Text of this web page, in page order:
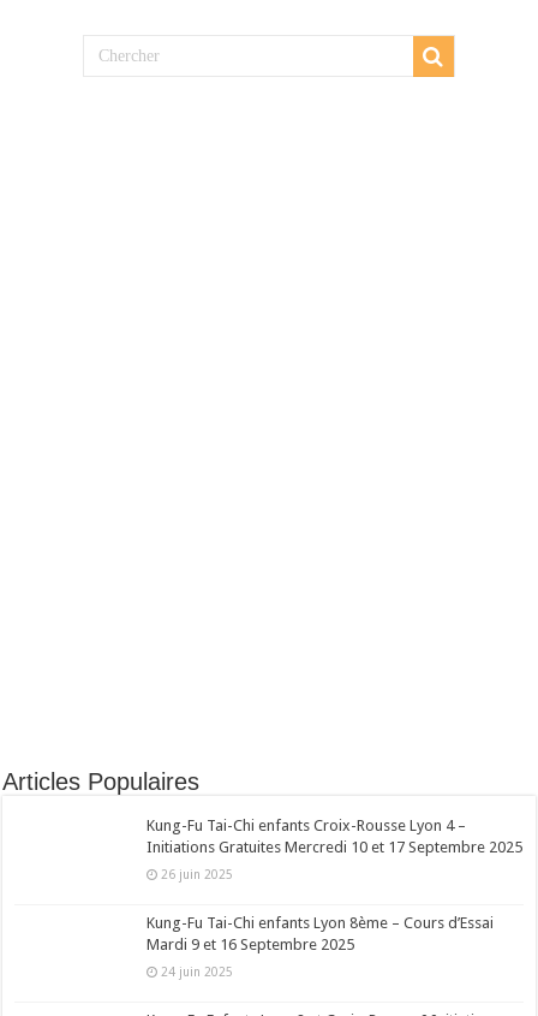
Articles Populaires
Kung-Fu Tai-Chi enfants Croix-Rousse Lyon 4 –
Initiations Gratuites Mercredi 10 et 17 Septembre 2025
26 juin 2025
Kung-Fu Tai-Chi enfants Lyon 8ème – Cours d’Essai
Mardi 9 et 16 Septembre 2025
24 juin 2025